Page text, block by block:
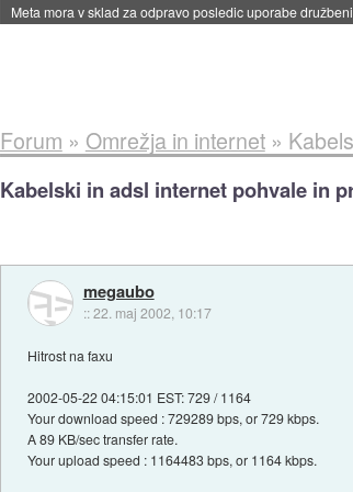
ByteDance trenira največji model umetne inteligence
Forum » Omrežja in internet»
Kabelski in adsl internet pohvale in
megaubo
::22. maj 2002, 10:17
Hitrost na faxu
2002-05-22 04:15:01 EST: 729 / 1164
Your download speed : 729289 bps, or 729 kbps.
A 89 KB/sec transfer rate.
Your upload speed : 1164483 bps, or 1164 kbps.